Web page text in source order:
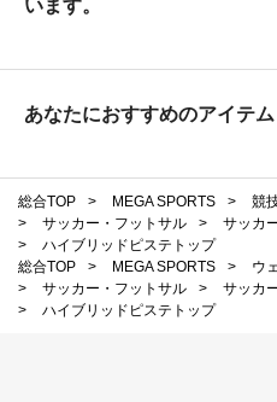
います。
あなたにおすすめのアイテム
総合TOP > MEGA SPORTS >
競
>
サッカー・フットサル > サッカ
>
ハイブリッドピステトップ
総合TOP
> MEGA SPORTS >
ウ
>
サッカー・フットサル > サッカ
>
ハイブリッドピステトップ